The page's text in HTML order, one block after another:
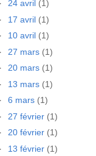
24 avril (1)
17 avril (1)
10 avril (1)
27 mars (1)
20 mars (1)
13 mars (1)
6 mars (1)
27 février (1)
20 février (1)
13 février (1)